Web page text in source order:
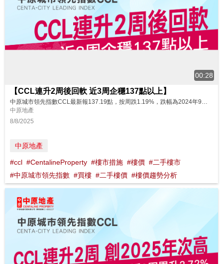
00:28
【CCL連升2周後回軟 近3周企穩137點以上】
中原城市領先指數CCL最新報137.19點，按周跌1.19%，跌幅為2024年9月初後(47周)以來最大，是7月16日金管局6度承接港元沽盤，累接871.83億港元，將軍澳日出康城GRAND SEASONS推售198伙，17日元朗朗日峰首輪價單銷售60伙，黃竹坑站港島南岸第5B期滶晨II公布首張價單80伙，18日恒生指數再度升穿24800點，創近3年半收市新高當周市況。CCL連升2周後回軟，因為有...
中原地產
8/8/2025
中原地產
#ccl #CentalineProperty #樓市措施 #樓價 #二手樓市
#中原城市領先指數 #買樓 #二手樓價 #樓價趨勢分析